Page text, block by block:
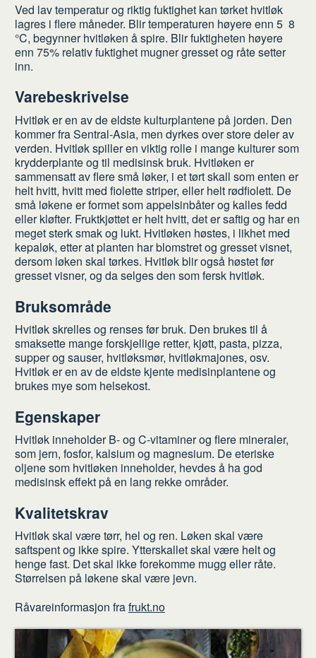
Ved lav temperatur og riktig fuktighet kan tørket hvitløk
lagres i flere måneder. Blir temperaturen høyere enn 5  8
°C, begynner hvitløken å spire. Blir fuktigheten høyere
enn 75% relativ fuktighet mugner gresset og råte setter
inn.
Varebeskrivelse
Hvitløk er en av de eldste kulturplantene på jorden. Den
kommer fra Sentral-Asia, men dyrkes over store deler av
verden. Hvitløk spiller en viktig rolle i mange kulturer som
krydderplante og til medisinsk bruk. Hvitløken er
sammensatt av flere små løker, i et tørt skall som enten er
helt hvitt, hvitt med fiolette striper, eller helt rødfiolett. De
små løkene er formet som appelsinbåter og kalles fedd
eller kløfter. Fruktkjøttet er helt hvitt, det er saftig og har en
meget sterk smak og lukt. Hvitløken høstes, i likhet med
kepaløk, etter at planten har blomstret og gresset visnet,
dersom løken skal tørkes. Hvitløk blir også høstet før
gresset visner, og da selges den som fersk hvitløk.
Bruksområde
Hvitløk skrelles og renses før bruk. Den brukes til å
smaksette mange forskjellige retter, kjøtt, pasta, pizza,
supper og sauser, hvitløksmør, hvitløkmajones, osv.
Hvitløk er en av de eldste kjente medisinplantene og
brukes mye som helsekost.
Egenskaper
Hvitløk inneholder B- og C-vitaminer og flere mineraler,
som jern, fosfor, kalsium og magnesium. De eteriske
oljene som hvitløken inneholder, hevdes å ha god
medisinsk effekt på en lang rekke områder.
Kvalitetskrav
Hvitløk skal være tørr, hel og ren. Løken skal være
saftspent og ikke spire. Ytterskallet skal være helt og
henge fast. Det skal ikke forekomme mugg eller råte.
Størrelsen på løkene skal være jevn.
Råvareinformasjon frafrukt.no